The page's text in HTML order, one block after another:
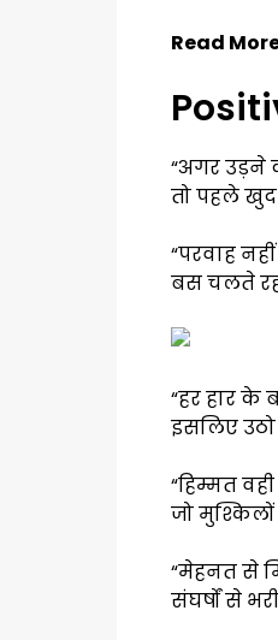
Read
“अगर उड़ने
तो पहले खुद
“परवाह
बस चलते
“हर हार के
इसलिए
“हिम्मत
जो मुश्किलों
“मेहनत से
संघर्षों से